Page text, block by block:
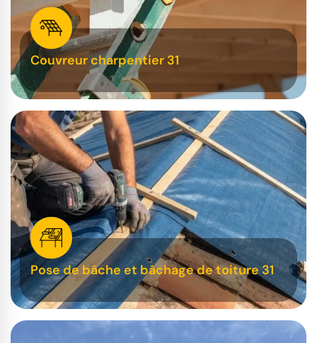
Couvreur charpentier 31
Pose de bâche et bâchage de toiture 31